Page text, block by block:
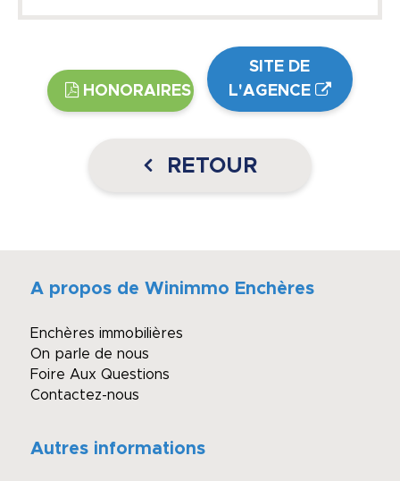
HONORAIRES
SITE DE
L'AGENCE
RETOUR
A propos de Winimmo Enchères
Enchères immobilières
On parle de nous
Foire Aux Questions
Contactez-nous
Autres informations